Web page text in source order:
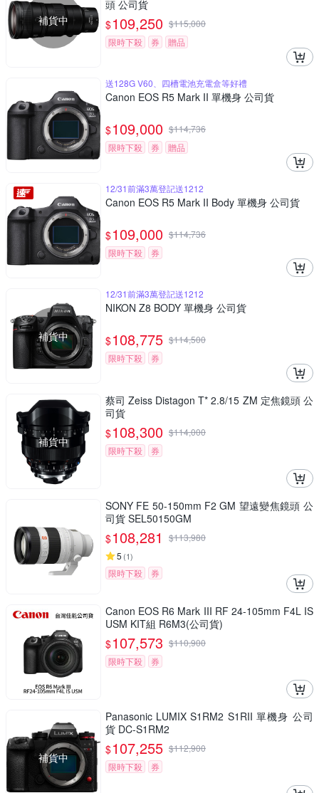
補貨中
頭 公司貨
$109,250 $115,000
限時下殺
券 贈品
送128G V60、四槽電池充電盒等好禮
Canon EOS R5 Mark II 單機身 公司貨
$109,000 $114,736
限時下殺
券 贈品
12/31前滿3萬登記送1212
Canon EOS R5 Mark II Body 單機身 公司貨
$109,000 $114,736
限時下殺
券
補貨中
12/31前滿3萬登記送1212
NIKON Z8 BODY 單機身 公司貨
$108,775 $114,500
限時下殺
券
補貨中
蔡司 Zeiss Distagon T* 2.8/15 ZM 定焦鏡頭 公
司貨
$108,300 $114,000
限時下殺
券
SONY FE 50-150mm F2 GM 望遠變焦鏡頭 公
司貨 SEL50150GM
$108,281 $113,980
5 (1)
限時下殺 券
Canon EOS R6 Mark III RF 24-105mm F4L IS
USM KIT組 R6M3(公司貨)
$107,573 $110,900
限時下殺
券
補貨中
Panasonic LUMIX S1RM2 S1RII 單機身 公司
貨 DC-S1RM2
$107,255 $112,900
限時下殺
券